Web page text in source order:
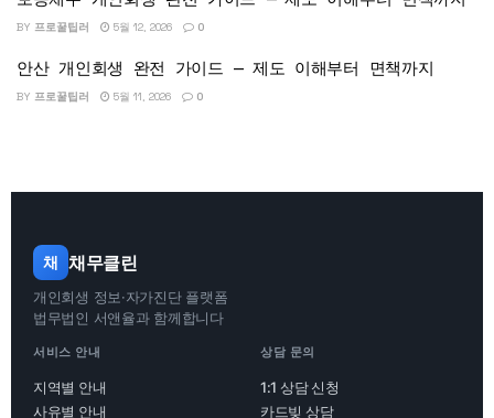
BY 프로꿀팁러 5월 12, 2026 0
안산 개인회생 완전 가이드 — 제도 이해부터 면책까지
BY 프로꿀팁러 5월 11, 2026 0
채 채무클린
개인회생 정보·자가진단 플랫폼
법무법인 서앤율과 함께합니다
서비스 안내
지역별 안내
사유별 안내
상담 문의
1:1 상담 신청
카드빚 상담